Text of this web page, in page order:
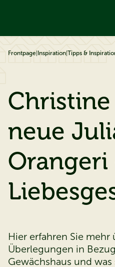
Frontpage Inspiration Tipps &
neue
Orangeri
Hier erfahren Sie mehr
Überlegungen in
Gewächshaus und